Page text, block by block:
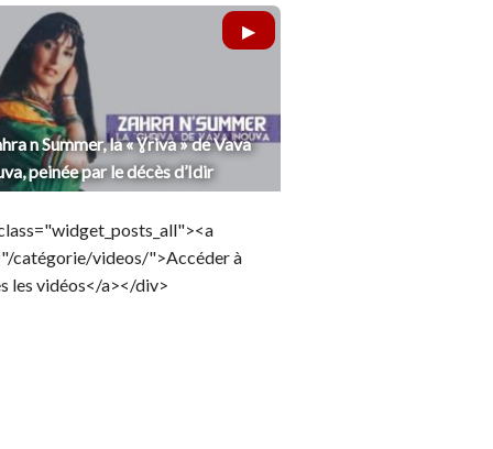
n Summer, la « Ɣriva » de Vava
peinée par le décès d’Idir
catégorie/videos/">Accéder à
les vidéos</a></div>